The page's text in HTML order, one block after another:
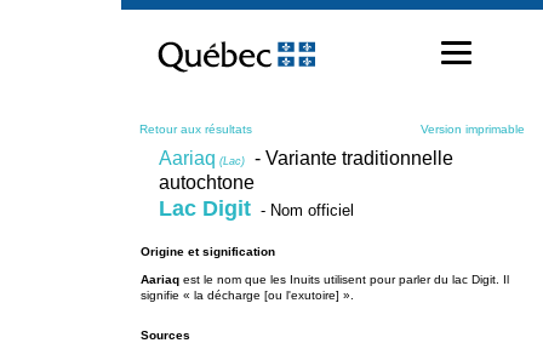
contenu
Retour aux résultats Version imprimable
Aariaq (Lac)
- Variante traditionnelle
autochtone
Lac Digit - Nom officiel
Origine et signification
Aariaq est le nom que les Inuits utilisent pour parler du lac Digit. Il
signifie « la décharge [ou l'exutoire] ».
Sources